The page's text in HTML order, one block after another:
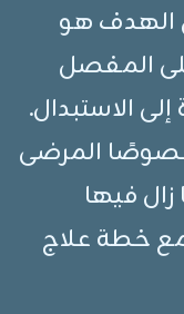
الهدف هو
المفصل
الاستبدال.
المرضى
زال فيها
خطة علاج